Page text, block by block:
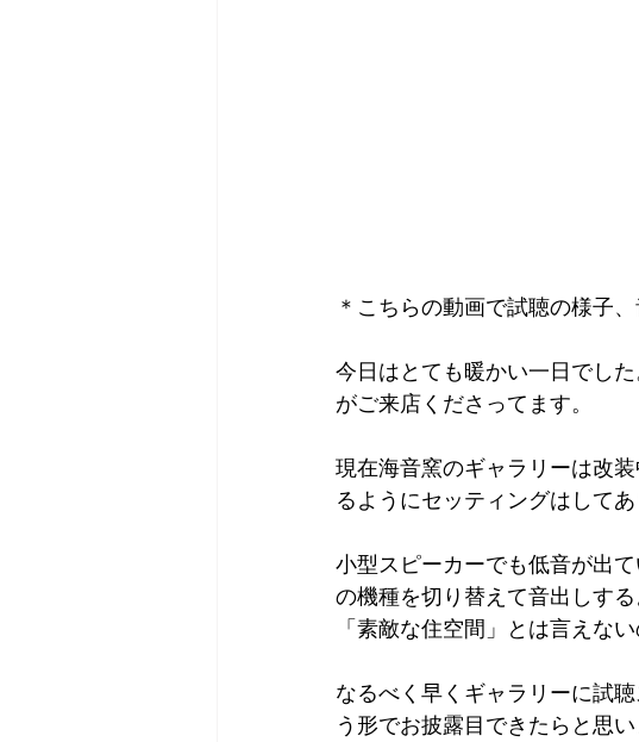
＊こちらの動画で試聴の様子
今日はとても暖かい一日でし
がご来店くださってます。
現在海音窯のギャラリーは改
るようにセッティングはしてあ
小型スピーカーでも低音が出
の機種を切り替えて音出しす
「素敵な住空間」とは言えな
なるべく早くギャラリーに試
う形でお披露目できたらと思い